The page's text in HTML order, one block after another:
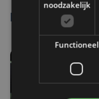
Lees ook
noodzakelijk
Functioneel